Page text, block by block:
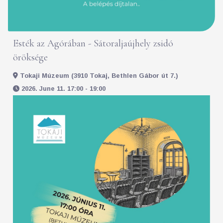
Esték az Agórában - Sátoraljaújhely zsidó
öröksége
Tokaji Múzeum (3910 Tokaj, Bethlen Gábor út 7.)
2026. June 11. 17:00 - 19:00